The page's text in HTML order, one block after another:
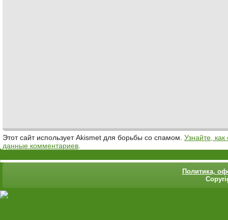
Этот сайт использует Akismet для борьбы со спамом. Узнайте,
данные комментариев
Политика,